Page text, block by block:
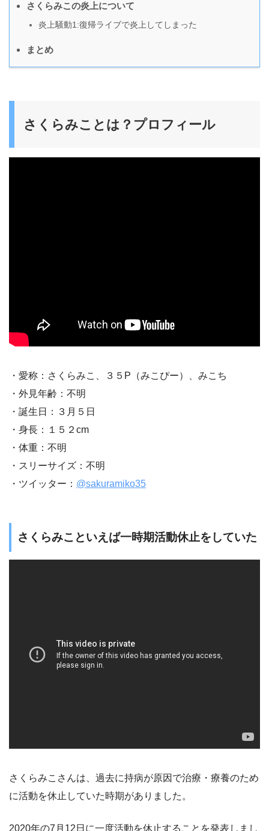
さくらみこの炎上について
炎上騒動1:復帰ライブで炎上してしまった
まとめ
さくらみことは？プロフィール
・愛称：さくらみこ、３５P（みこぴー）、みこち
・外見年齢：不明
・誕生日：３月５日
・身長：１５２cm
・体重：不明
・スリーサイズ：不明
・ツイッター： @sakuramiko35
さくらみこといえば一時期活動休止をしていた
さくらみこさんは、過去に持病が原因で治療・療養のため
に活動を休止していた時期がありました。
2020年の7月12日に一度活動を休止することを発表しまし